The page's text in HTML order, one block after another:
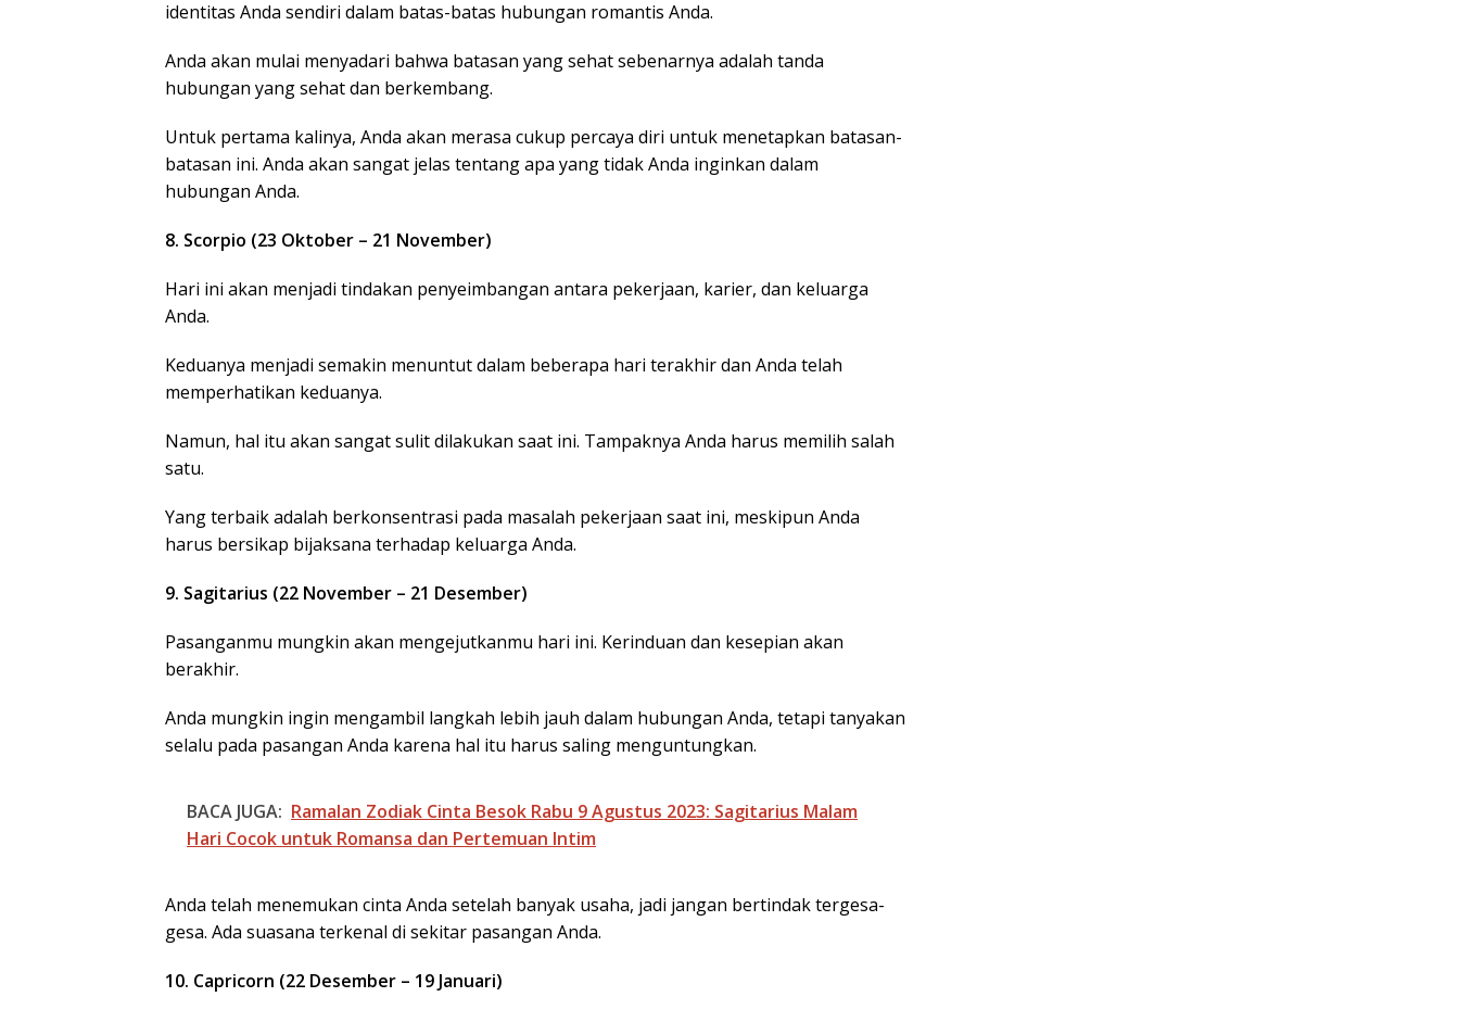
identitas Anda sendiri dalam batas-batas hubungan romantis Anda.
Anda akan mulai menyadari bahwa batasan yang sehat sebenarnya adalah tanda
hubungan yang sehat dan berkembang.
Untuk pertama kalinya, Anda akan merasa cukup percaya diri untuk menetapkan batasan-
batasan ini. Anda akan sangat jelas tentang apa yang tidak Anda inginkan dalam
hubungan Anda.
8. Scorpio (23 Oktober – 21 November)
Hari ini akan menjadi tindakan penyeimbangan antara pekerjaan, karier, dan keluarga
Anda.
Keduanya menjadi semakin menuntut dalam beberapa hari terakhir dan Anda telah
memperhatikan keduanya.
Namun, hal itu akan sangat sulit dilakukan saat ini. Tampaknya Anda harus memilih salah
satu.
Yang terbaik adalah berkonsentrasi pada masalah pekerjaan saat ini, meskipun Anda
harus bersikap bijaksana terhadap keluarga Anda.
9. Sagitarius (22 November – 21 Desember)
Pasanganmu mungkin akan mengejutkanmu hari ini. Kerinduan dan kesepian akan
berakhir.
Anda mungkin ingin mengambil langkah lebih jauh dalam hubungan Anda, tetapi tanyakan
selalu pada pasangan Anda karena hal itu harus saling menguntungkan.
BACA JUGA: Ramalan Zodiak Cinta Besok Rabu 9 Agustus 2023: Sagitarius Malam
Hari Cocok untuk Romansa dan Pertemuan Intim
Anda telah menemukan cinta Anda setelah banyak usaha, jadi jangan bertindak tergesa-
gesa. Ada suasana terkenal di sekitar pasangan Anda.
10. Capricorn (22 Desember – 19 Januari)